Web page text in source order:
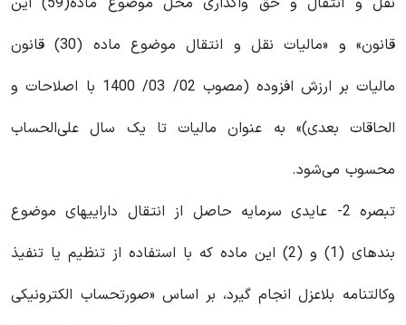
قانون» و «مالیات نقل و انتقال موضوع ماده (30) قانون
مالیات بر ارزش افزوده (مصوب 02/ 03/ 1400 با اصلاحات و
الحاقات بعدی)» به عنوان مالیات تا یک سال علی‌الحساب
محسوب می‌شود.
تبصره 2- عایدی سرمایه حاصل از انتقال دارایی‎های موضوع
بندهای (1) و (2) این ماده که با استفاده از تنظیم یا تنفیذ
وکالتنامه بلاعزل انجام گیرد، بر اساس «صورتحساب الکترونیکی